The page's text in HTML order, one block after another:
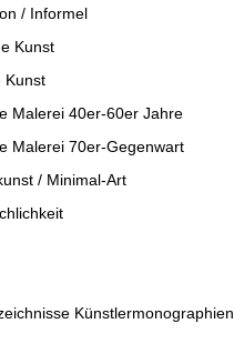
/ Informel
Kunst
Kunst
Malerei 40er-60er Jahre
Malerei 70er-Gegenwart
/ Minimal-Art
Künstlermonographien